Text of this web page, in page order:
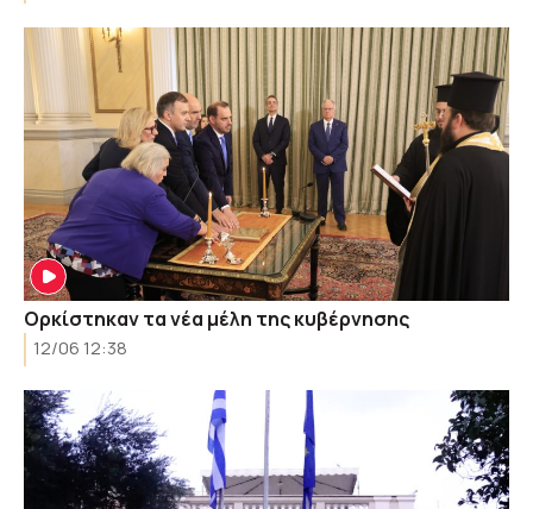
Ορκίστηκαν τα νέα μέλη της κυβέρνησης
12/06 12:38